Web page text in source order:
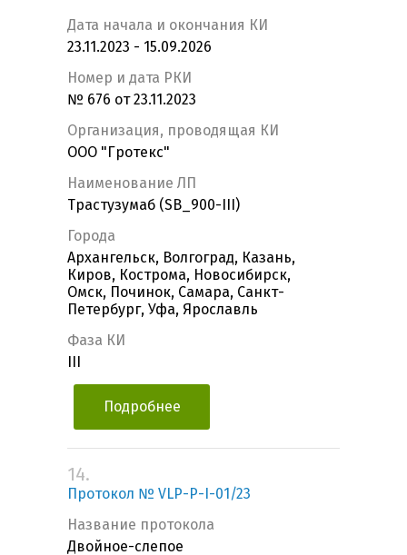
Дата начала и окончания КИ
23.11.2023 - 15.09.2026
Номер и дата РКИ
№ 676 от 23.11.2023
Организация, проводящая КИ
ООО "Гротекс"
Наименование ЛП
Трастузумаб (SB_900-III)
Города
Архангельск, Волгоград, Казань,
Киров, Кострома, Новосибирск,
Омск, Починок, Самара, Санкт-
Петербург, Уфа, Ярославль
Фаза КИ
Подробнее
14.
Протокол № VLP-Р-I-01/23
Название протокола
Двойное-слепое